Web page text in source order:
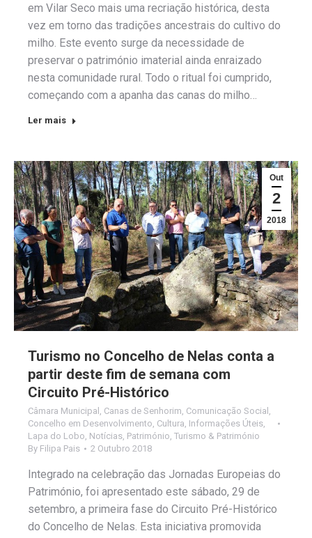
em Vilar Seco mais uma recriação histórica, desta
vez em torno das tradições ancestrais do cultivo do
milho. Este evento surge da necessidade de
preservar o património imaterial ainda enraizado
nesta comunidade rural. Todo o ritual foi cumprido,
começando com a apanha das canas do milho…
Ler mais
Out
2
2018
Turismo no Concelho de Nelas conta a
partir deste fim de semana com
Circuito Pré-Histórico
Câmara Municipal , Canas de Senhorim, Comunicação Social ,
Concelho em Desenvolvimento, Cultura, Informações Úteis,
Lapa do Lobo, Notícias, Património, Turismo & Património
By Filipa Pais 2 Outubro 2018
Integrado na celebração das Jornadas Europeias do
Património, foi apresentado este sábado, 29 de
setembro, a primeira fase do Circuito Pré-Histórico
do Concelho de Nelas. Esta iniciativa promovida